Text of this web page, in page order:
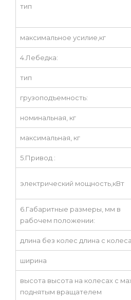
тип
максимальное усилие,кг
4.Лебедка:
тип
грузоподъемность:
номинальная, кг
максимальная, кг
5.Привод :
электрический мощность,кВт
6.Габаритные размеры, мм в
рабочем положении:
длина без колес длина с
ширина
высота высота на колесах с
поднятым вращателем